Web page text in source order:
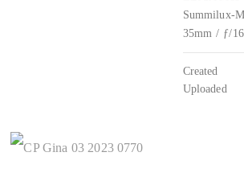
Summilux-
35mm / ƒ/
Created
Uploaded